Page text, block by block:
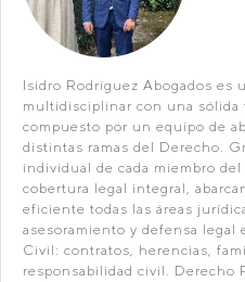
Isidro Rodríguez Abogados es
multidisciplinar con una sólida
compuesto por un equipo de
distintas ramas del Derecho.
individual de cada miembro
cobertura legal integral,
eficiente todas las áreas
asesoramiento y defensa legal
Civil: contratos, herencias,
responsabilidad civil. Derecho